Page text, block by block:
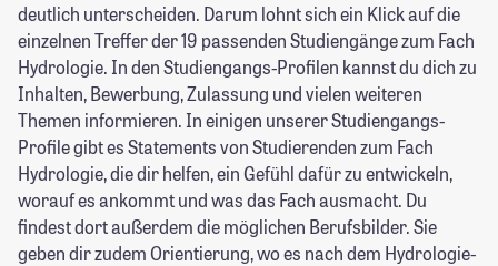
deutlich unterscheiden. Darum lohnt sich ein Klick auf die
einzelnen Treffer der 19 passenden Studiengänge zum Fach
Hydrologie. In den Studiengangs-Profilen kannst du dich zu
Inhalten, Bewerbung, Zulassung und vielen weiteren
Themen informieren. In einigen unserer Studiengangs-
Profile gibt es Statements von Studierenden zum Fach
Hydrologie, die dir helfen, ein Gefühl dafür zu entwickeln,
worauf es ankommt und was das Fach ausmacht. Du
findest dort außerdem die möglichen Berufsbilder. Sie
geben dir zudem Orientierung, wo es nach dem Hydrologie-